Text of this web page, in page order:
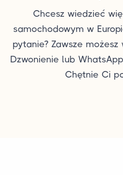
Chcesz wiedzieć
samochodowym w
pytanie? Zawsze możesz
Dzwonienie lub
Chętnie Ci